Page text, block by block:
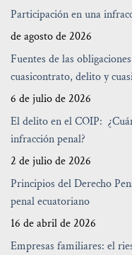
Participación en una
de agosto de 2026
Fuentes de las
cuasicontrato, delito y
6 de julio de 2026
El delito en el COIP:
infracción penal?
2 de julio de 2026
Principios del Derecho
penal ecuatoriano
16 de abril de 2026
Empresas familiares: el